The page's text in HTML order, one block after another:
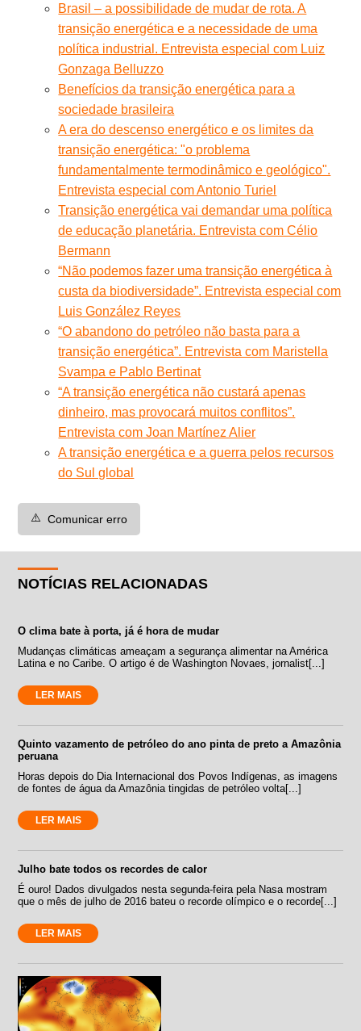
Brasil – a possibilidade de mudar de rota. A
transição energética e a necessidade de uma
política industrial. Entrevista especial com Luiz
Gonzaga Belluzzo
Benefícios da transição energética para a
sociedade brasileira
A era do descenso energético e os limites da
transição energética: "o problema
fundamentalmente termodinâmico e geológico".
Entrevista especial com Antonio Turiel
Transição energética vai demandar uma política
de educação planetária. Entrevista com Célio
Bermann
“Não podemos fazer uma transição energética à
custa da biodiversidade”. Entrevista especial com
Luis González Reyes
“O abandono do petróleo não basta para a
transição energética”. Entrevista com Maristella
Svampa e Pablo Bertinat
“A transição energética não custará apenas
dinheiro, mas provocará muitos conflitos”.
Entrevista com Joan Martínez Alier
A transição energética e a guerra pelos recursos
do Sul global
⚠️ Comunicar erro
NOTÍCIAS RELACIONADAS
O clima bate à porta, já é hora de mudar
Mudanças climáticas ameaçam a segurança alimentar na América
Latina e no Caribe. O artigo é de Washington Novaes, jornalist[...]
LER MAIS
Quinto vazamento de petróleo do ano pinta de preto a Amazônia
peruana
Horas depois do Dia Internacional dos Povos Indígenas, as imagens
de fontes de água da Amazônia tingidas de petróleo volta[...]
LER MAIS
Julho bate todos os recordes de calor
É ouro! Dados divulgados nesta segunda-feira pela Nasa mostram
que o mês de julho de 2016 bateu o recorde olímpico e o recorde[...]
LER MAIS